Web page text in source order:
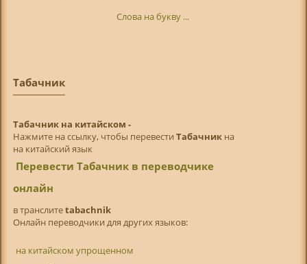
Слова на букву ...
Табачник
Табачник на китайском -
Нажмите на ссылку, чтобы перевести Табачникна
на китайский язык
Перевести Табачник в переводчике
онлайн
в транслитetabachnik
Онлайн переводчики для других языков:
на китайском упрощенном